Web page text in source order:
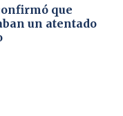
que
un atentado